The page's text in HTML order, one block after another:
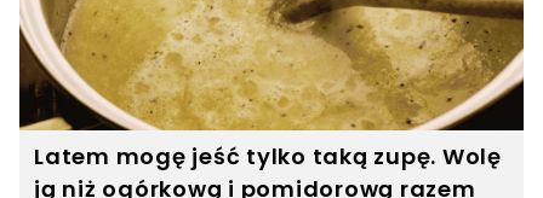
Latem mogę jeść tylko taką zupę. Wolę
ją niż ogórkową i pomidorową razem